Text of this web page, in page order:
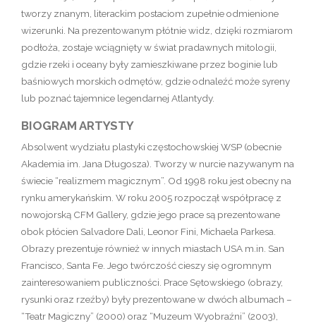
tworzy znanym, literackim postaciom zupełnie odmienione
wizerunki. Na prezentowanym płótnie widz, dzięki rozmiarom
podłoża, zostaje wciągnięty w świat pradawnych mitologii,
gdzie rzeki i oceany były zamieszkiwane przez boginie lub
baśniowych morskich odmętów, gdzie odnaleźć może syreny
lub poznać tajemnice legendarnej Atlantydy.
BIOGRAM ARTYSTY
Absolwent wydziału plastyki częstochowskiej WSP (obecnie
Akademia im. Jana Długosza). Tworzy w nurcie nazywanym na
świecie “realizmem magicznym”. Od 1998 roku jest obecny na
rynku amerykańskim. W roku 2005 rozpoczął współpracę z
nowojorską CFM Gallery, gdzie jego prace są prezentowane
obok płócien Salvadore Dali, Leonor Fini, Michaela Parkesa.
Obrazy prezentuje również w innych miastach USA m.in. San
Francisco, Santa Fe. Jego twórczość cieszy się ogromnym
zainteresowaniem publiczności. Prace Sętowskiego (obrazy,
rysunki oraz rzeźby) były prezentowane w dwóch albumach –
“Teatr Magiczny” (2000) oraz “Muzeum Wyobraźni” (2003),